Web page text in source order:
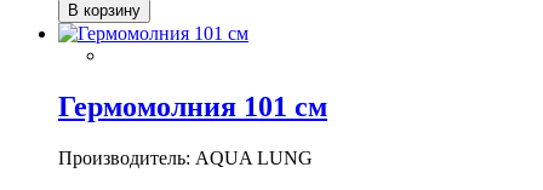
В корзину
Гермомолния 101 см
Производитель: AQUA LUNG